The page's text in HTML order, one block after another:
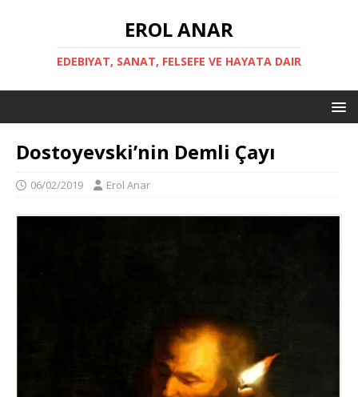
EROL ANAR
EDEBIYAT, SANAT, FELSEFE VE HAYATA DAIR
Dostoyevski’nin Demli Çayı
06/02/2019 Erol Anar